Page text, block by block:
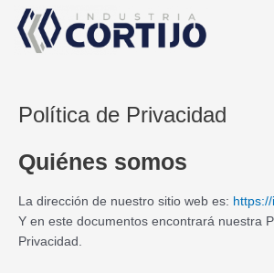
contenido
Política de Privacidad
Quiénes somos
La dirección de nuestro sitio web es:
Y en este documentos encontrará nuestra
Privacidad.